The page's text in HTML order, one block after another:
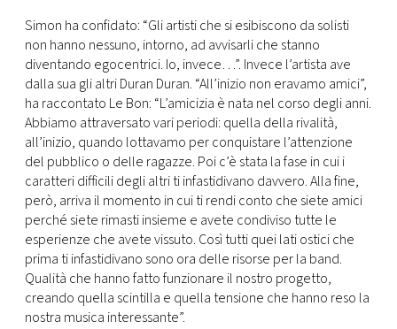
Simon ha confidato: “Gli artisti che si esibiscono da solisti
non hanno nessuno, intorno, ad avvisarli che stanno
diventando egocentrici. Io, invece…”. Invece l’artista ave
dalla sua gli altri Duran Duran. “All’inizio non eravamo amici”,
ha raccontato Le Bon: “L’amicizia è nata nel corso degli anni.
Abbiamo attraversato vari periodi: quella della rivalità,
all’inizio, quando lottavamo per conquistare l’attenzione
del pubblico o delle ragazze. Poi c’è stata la fase in cui i
caratteri difficili degli altri ti infastidivano davvero. Alla fine,
però, arriva il momento in cui ti rendi conto che siete amici
perché siete rimasti insieme e avete condiviso tutte le
esperienze che avete vissuto. Così tutti quei lati ostici che
prima ti infastidivano sono ora delle risorse per la band.
Qualità che hanno fatto funzionare il nostro progetto,
creando quella scintilla e quella tensione che hanno reso la
nostra musica interessante”.